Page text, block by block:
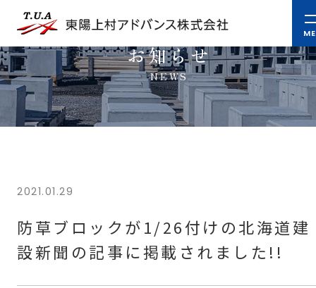
お知らせ
NEWS
2021.01.29
防草ブロックが1/26付けの北海道建
設新聞の記事に掲載されました!!